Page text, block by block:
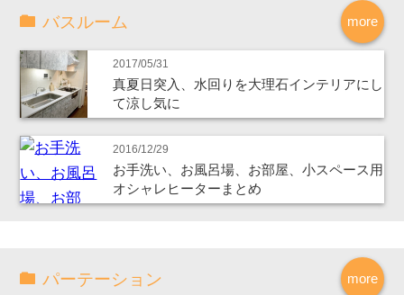
more
バスルーム
2017/05/31
真夏日突入、水回りを大理石インテリアにし
て涼し気に
2016/12/29
お手洗い、お風呂場、お部屋、小スペース用
オシャレヒーターまとめ
more
パーテーション